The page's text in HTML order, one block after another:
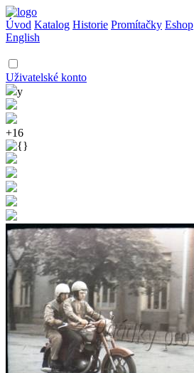
Úvod Katalog Historie Promítačky Eshop
English
Uživatelské konto
y
+16